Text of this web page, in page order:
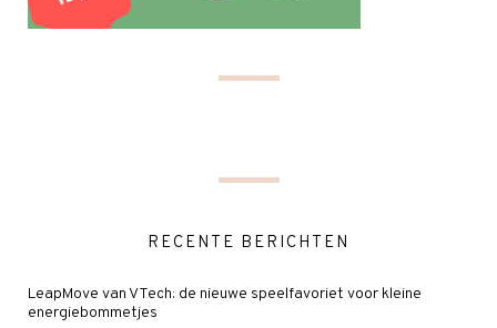
RECENTE BERICHTEN
LeapMove van VTech: de nieuwe speelfavoriet voor kleine
energiebommetjes